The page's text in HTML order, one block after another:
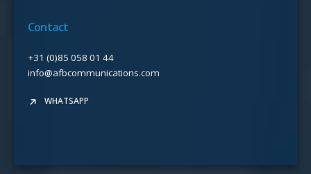
Contact
+31 (0)85 058 01 44
info@afbcommunications.com
WHATSAPP